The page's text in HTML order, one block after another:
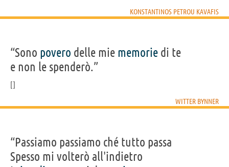
KONSTANTINOS PETROU KAVAFIS
“Sono povero delle mie memorie di te
e non le spenderò.”
WITTER BYNNER
“Passiamo passiamo ché tutto passa
Spesso mi volterò all'indietro